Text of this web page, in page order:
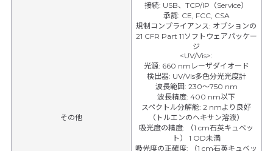
その他
接続: USB、TCP/IP（Service）
承認: CE, FCC, CSA
規制コンプライアンス: オプションの
21 CFR Part 11ソフトウェアパッケー
ジ
<UV/Vis>:
光源: 660 nmレーザダイオード
検出器: UV/Vis多色分光光度計
波長範囲: 230～750 nm
波長精度:400 nm以下
スペクトル分解能:2 nmより良好
（トルエンのヘキサン溶液）
吸光度の精度:
（1 cm石英キュベッ
ト） 1 OD未満
吸光度の正確度:
（1 cm石英キュベッ